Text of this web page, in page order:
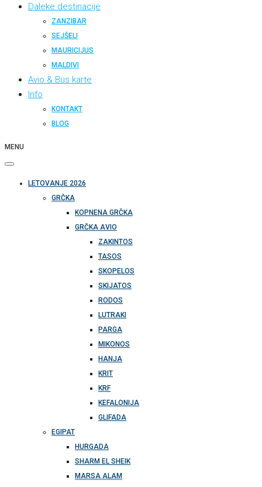
Daleke destinacije
ZANZIBAR
SEJŠELI
MAURICIJUS
MALDIVI
Avio & Bus karte
Info
KONTAKT
BLOG
MENU
LETOVANJE 2026
GRČKA
KOPNENA GRČKA
GRČKA AVIO
ZAKINTOS
TASOS
SKOPELOS
SKIJATOS
RODOS
LUTRAKI
PARGA
MIKONOS
HANJA
KRIT
KRF
KEFALONIJA
GLIFADA
EGIPAT
HURGADA
SHARM EL SHEIK
MARSA ALAM